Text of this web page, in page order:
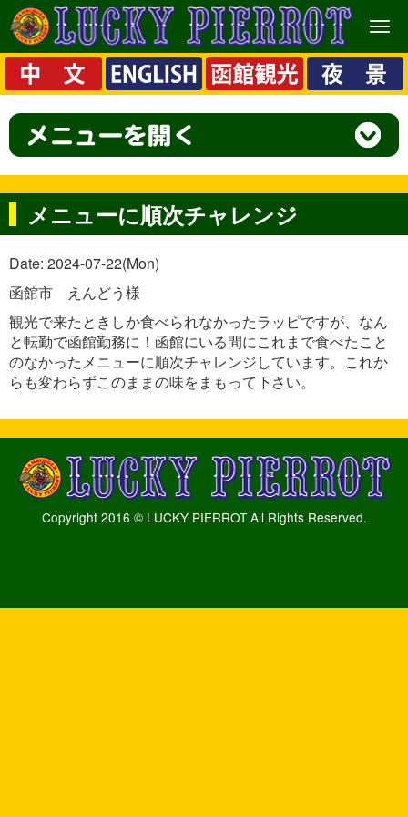
メ
ニ
ュ
ー
メニューに順次チャレンジ
Date: 2024-07-22(Mon)
函館市 えんどう様
観光で来たときしか食べられなかったラッピですが、なん
と転勤で函館勤務に！函館にいる間にこれまで食べたこと
のなかったメニューに順次チャレンジしています。これか
らも変わらずこのままの味をまもって下さい。
Copyright 2016 © LUCKY PIERROT All Rights Reserved.